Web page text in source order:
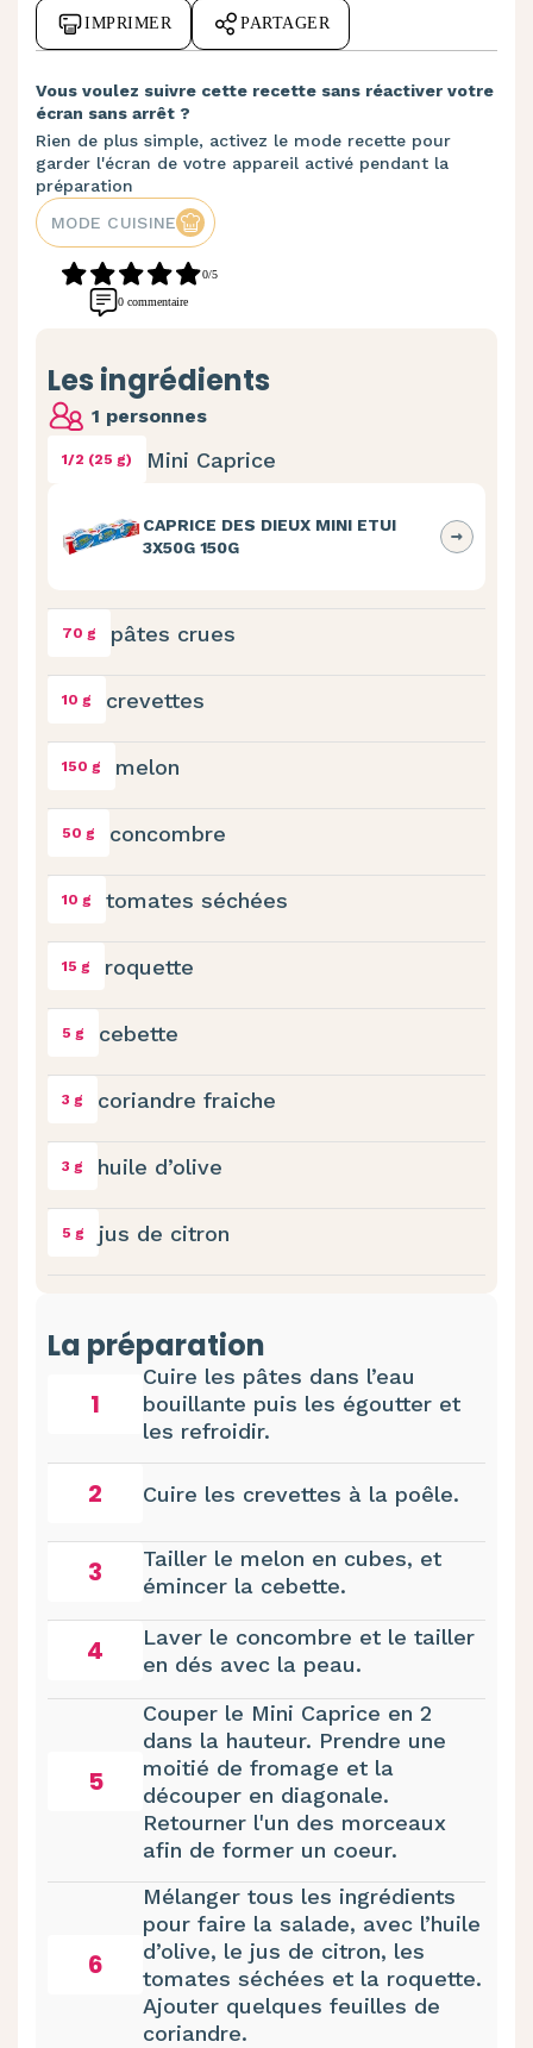
IMPRIMER PARTAGER
Vous voulez suivre cette recette sans réactiver votre
écran sans arrêt ?
Rien de plus simple, activez le mode recette pour
garder l'écran de votre appareil activé pendant la
préparation
MODE CUISINE
0/5
0 commentaire
Les ingrédients
1 personnes
1/2 (25 g) Mini Caprice
CAPRICE DES DIEUX MINI ETUI
3X50G 150G
70 g pâtes crues
10 g crevettes
150 g melon
50 g concombre
10 g tomates séchées
15 g roquette
5 g cebette
3 g coriandre fraiche
3 g huile d’olive
5 g jus de citron
La préparation
1
Cuire les pâtes dans l’eau
bouillante puis les égoutter et
les refroidir.
2 Cuire les crevettes à la poêle.
3
Tailler le melon en cubes, et
émincer la cebette.
4
Laver le concombre et le tailler
en dés avec la peau.
5
Couper le Mini Caprice en 2
dans la hauteur. Prendre une
moitié de fromage et la
découper en diagonale.
Retourner l'un des morceaux
afin de former un coeur.
6
Mélanger tous les ingrédients
pour faire la salade, avec l’huile
d’olive, le jus de citron, les
tomates séchées et la roquette.
Ajouter quelques feuilles de
coriandre.